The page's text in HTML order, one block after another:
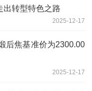
转型特色之路
2025-12-17
后焦基准价为2300.00
2025-12-17